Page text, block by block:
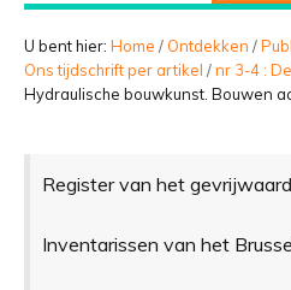
BELEVEN
zoeken...
U bent hier: Home / Ontdekken /
Ons tijdschrift per artikel /nr 3-4 :
Hydraulische bouwkunst. Bouwen
Register van het
Inventarissen van het